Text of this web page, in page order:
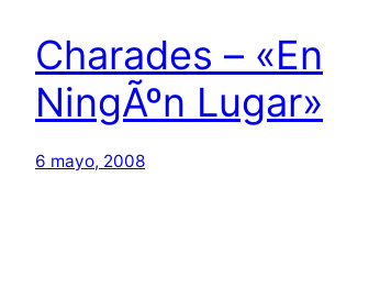
Charades – «En
NingÃºn Lugar»
6 mayo, 2008